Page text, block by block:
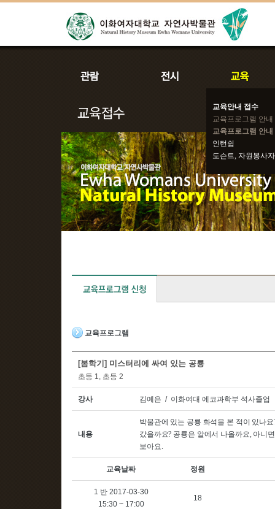
교육안내 접수
교육프로그램 안내
교육프로그램 안내
인턴쉽
도슨트, 자원봉사자
교육프로그램
[봄학기] 미스터리에 싸여 있는 공룡
초등 1, 초등 2
강사 김예은 / 이화여대 에코과학부 석사졸업
내용
박물관에 있는 공룡 화석을 본 적이 있나요
갔을까요? 공룡은 알에서 나올까요, 아니
보아요.
교육날짜 정원
1 반 2017-03-30
15:30 ~ 17:00
18